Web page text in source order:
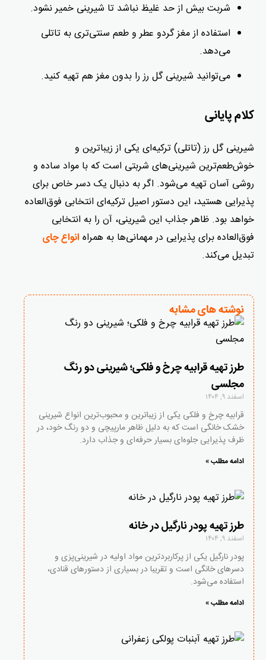
شربت بیش از حد غلیظ نباشد تا شیرینی خمیر نشود.
استفاده از مغز گردو عطر و طعم سنتی‌تری به تاتلی
می‌دهد.
می‌توانید شیرینی گل رز را بدون مغز هم تهیه کنید.
کلام پایانی
شیرینی گل رز (تاتلی) ترکیه‌ای یکی از زیباترین و
خوش‌طعم‌ترین شیرینی‌های شربتی است که با مواد ساده و
روشی آسان تهیه می‌شود. اگر به دنبال یک دسر خاص برای
پذیرایی هستید، این دستور اصیل ترکیه‌ای انتخابی فوق‌العاده
خواهد بود. ظاهر جذاب این شیرینی، آن را به انتخابی
فوق‌العاده برای پذیرایی در مهمانی‌ها به همراه انواع چای
تبدیل می‌کند.
نوشته های مشابه
طرز تهیه قرابیه چرخ و فلکی؛ شیرینی دو رنگ
مجلسی
اسفند ۹, ۱۴۰۴
قرابیه چرخ و فلکی یکی از زیباترین و محبوب‌ترین انواع شیرینی
خشک خانگی است که به دلیل ظاهر مارپیچی و دو رنگ خود، در
ظرف پذیرایی جلوه‌ای بسیار حرفه‌ای و جذاب دارد.
ادامه مطلب »
طرز تهیه پودر نارگیل در خانه
اسفند ۹, ۱۴۰۴
پودر نارگیل یکی از پرکاربردترین مواد اولیه در شیرینی‌پزی و
دسرهای خانگی است و تقریبا در بسیاری از دستورهای قنادی،
استفاده می‌شود.
ادامه مطلب »